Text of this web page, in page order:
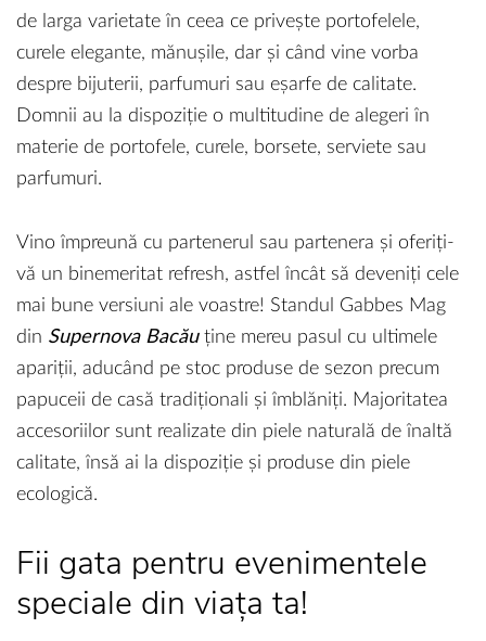
de larga varietate în ceea ce privește portofelele,
curele elegante, mănușile, dar și când vine vorba
despre bijuterii, parfumuri sau eșarfe de calitate.
Domnii au la dispoziție o multitudine de alegeri în
materie de portofele, curele, borsete, serviete sau
parfumuri.
Vino împreună cu partenerul sau partenera și oferiți-
vă un binemeritat refresh, astfel încât să deveniți cele
mai bune versiuni ale voastre! Standul Gabbes Mag
din Supernova Bacăuține mereu pasul cu ultimele
apariții, aducând pe stoc produse de sezon precum
papuceii de casă tradiționali și îmblăniți. Majoritatea
accesoriilor sunt realizate din piele naturală de înaltă
calitate, însă ai la dispoziție și produse din piele
ecologică.
Fii gata pentru evenimentele
speciale din viața ta!